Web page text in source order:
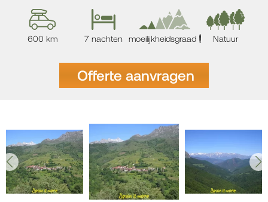
600 km 7 nachten moeilijkheidsgraad i Natuur
Offerte aanvragen